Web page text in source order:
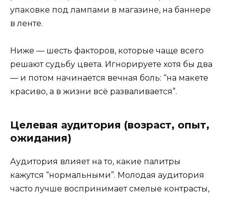
упаковке под лампами в магазине, на баннере
в ленте.
Ниже — шесть факторов, которые чаще всего
решают судьбу цвета. Игнорируете хотя бы два
— и потом начинается вечная боль: “на макете
красиво, а в жизни всё разваливается”.
Целевая аудитория (возраст, опыт,
ожидания)
Аудитория влияет на то, какие палитры
кажутся “нормальными”. Молодая аудитория
часто лучше воспринимает смелые контрасты,